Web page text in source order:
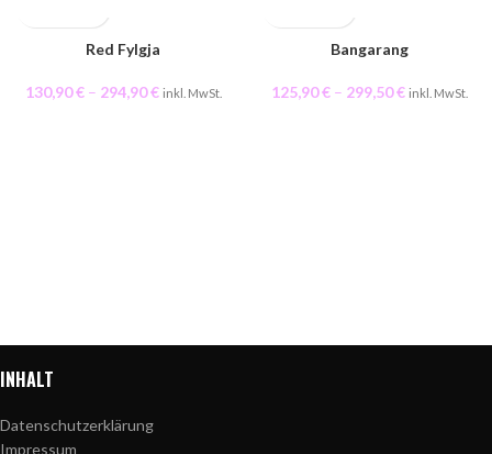
Red Fylgja
130,90€ – 294,90€ inkl. MwSt.
Bangarang
125,90€ – 299,50€ inkl. MwSt.
INHALT
Datenschutzerklärung
Impressum